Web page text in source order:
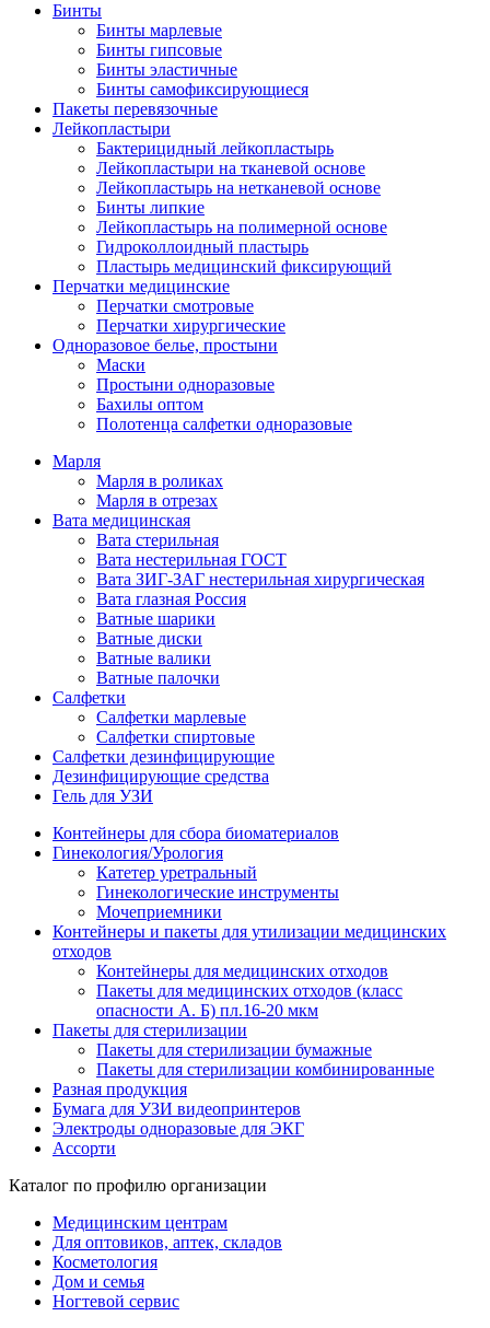
Бинты
Бинты марлевые
Бинты гипсовые
Бинты эластичные
Бинты самофиксирующиеся
Пакеты перевязочные
Лейкопластыри
Бактерицидный лейкопластырь
Лейкопластыри на тканевой основе
Лейкопластырь на нетканевой основе
Бинты липкие
Лейкопластырь на полимерной основе
Гидроколлоидный пластырь
Пластырь медицинский фиксирующий
Перчатки медицинские
Перчатки смотровые
Перчатки хирургические
Одноразовое белье, простыни
Маски
Простыни одноразовые
Бахилы оптом
Полотенца салфетки одноразовые
Марля
Марля в роликах
Марля в отрезах
Вата медицинская
Вата стерильная
Вата нестерильная ГОСТ
Вата ЗИГ-ЗАГ нестерильная хирургическая
Вата глазная Россия
Ватные шарики
Ватные диски
Ватные валики
Ватные палочки
Салфетки
Салфетки марлевые
Салфетки спиртовые
Салфетки дезинфицирующие
Дезинфицирующие средства
Гель для УЗИ
Контейнеры для сбора биоматериалов
Гинекология/Урология
Катетер уретральный
Гинекологические инструменты
Мочеприемники
Контейнеры и пакеты для утилизации медицинских
отходов
Контейнеры для медицинских отходов
Пакеты для медицинских отходов (класс
опасности А. Б) пл.16-20 мкм
Пакеты для стерилизации
Пакеты для стерилизации бумажные
Пакеты для стерилизации комбинированные
Разная продукция
Бумага для УЗИ видеопринтеров
Электроды одноразовые для ЭКГ
Ассорти
Каталог по профилю организации
Медицинским центрам
Для оптовиков, аптек, складов
Косметология
Дом и семья
Ногтевой сервис